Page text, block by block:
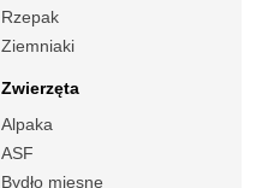
Rzepak
Ziemniaki
Zwierzęta
Alpaka
ASF
Bydło mięsne